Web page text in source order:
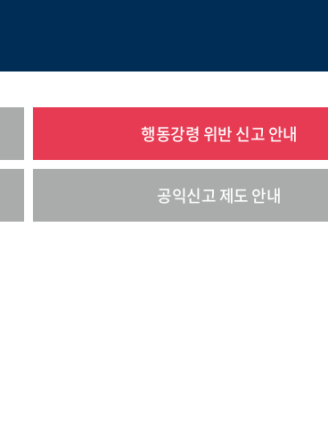
행동강령 위반 신고 안내
공익신고 제도 안내